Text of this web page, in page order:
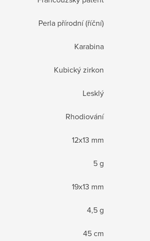
Perla přírodní (říční)
Karabina
Kubický zirkon
Lesklý
Rhodiování
12x13 mm
5 g
19x13 mm
4,5 g
45 cm